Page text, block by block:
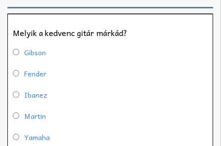
Melyik a kedvenc gitár márkád?
Gibson
Fender
Ibanez
Martin
Yamaha